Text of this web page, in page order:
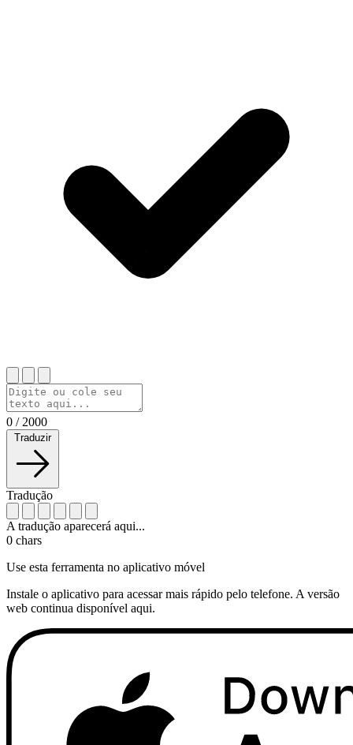
0 / 2000
Traduzir
Tradução
A tradução aparecerá aqui...
0 chars
Use esta ferramenta no aplicativo móvel
Instale o aplicativo para acessar mais rápido pelo telefone. A versão
web continua disponível aqui.